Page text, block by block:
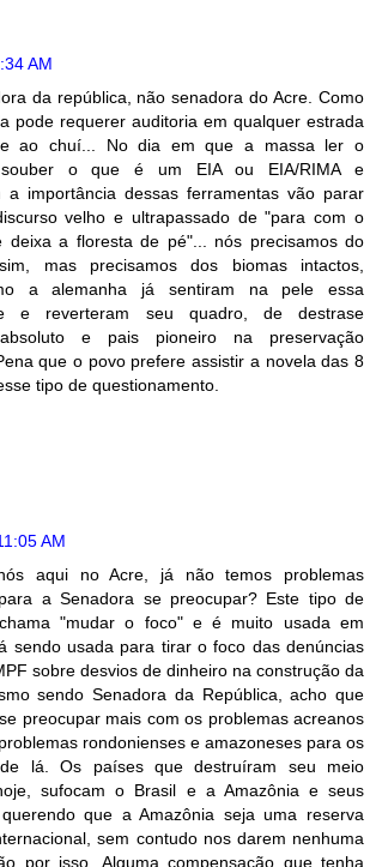
AM
da república, não senadora do Acre. Como
pode requerer auditoria em qualquer estrada
ao chuí... No dia em que a massa ler o
souber o que é um EIA ou EIA/RIMA e
a importância dessas ferramentas vão parar
velho e ultrapassado de "para com o
deixa a floresta de pé"... nós precisamos do
mas precisamos dos biomas intactos,
a alemanha já sentiram na pele essa
e reverteram seu quadro, de destrase
e pais pioneiro na preservação
que o povo prefere assistir a novela das 8
tipo de questionamento.
AM
aqui no Acre, já não temos problemas
a Senadora se preocupar? Este tipo de
"mudar o foco" e é muito usada em
sendo usada para tirar o foco das denúncias
sobre desvios de dinheiro na construção da
sendo Senadora da República, acho que
preocupar mais com os problemas acreanos
rondonienses e amazoneses para os
de lá. Os países que destruíram seu meio
sufocam o Brasil e a Amazônia e seus
que a Amazônia seja uma reserva
sem contudo nos darem nenhuma
por isso. Alguma compensação que tenha